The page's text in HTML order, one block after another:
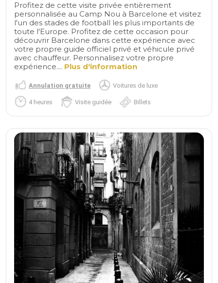
Profitez de cette visite privée entièrement
personnalisée au Camp Nou à Barcelone et visitez
l'un des stades de football les plus importants de
toute l'Europe. Profitez de cette occasion pour
découvrir Barcelone dans cette expérience avec
votre propre guide officiel privé et véhicule privé
avec chauffeur. Personnalisez votre propre
expérience.... Plus d'information
Annulation gratuite Voitures de luxe
4 heures Visite guidée Billets